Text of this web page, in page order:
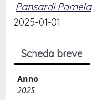
Pansardi Pamela
2025-01-01
Scheda breve
Anno
2025